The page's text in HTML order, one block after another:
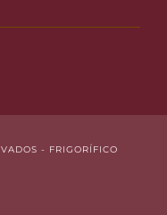
- FRIGORÍFICO